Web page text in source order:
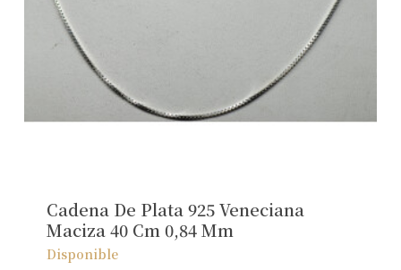
Cadena De Plata 925 Veneciana
Maciza 40 Cm 0,84 Mm
Disponible